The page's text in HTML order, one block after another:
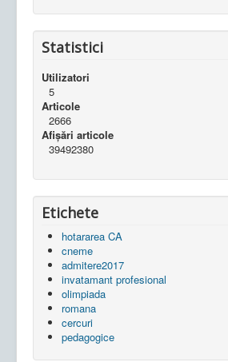
Statistici
Utilizatori
5
Articole
2666
Afișări articole
39492380
Etichete
hotararea CA
cneme
admitere2017
invatamant profesional
olimpiada
romana
cercuri
pedagogice